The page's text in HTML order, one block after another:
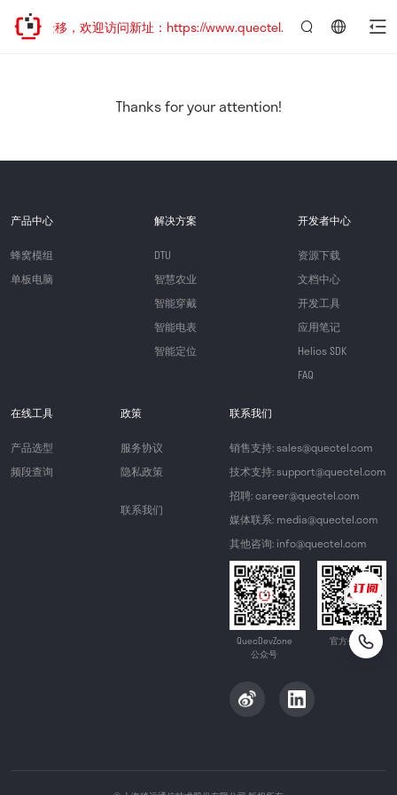
址已迁移，欢迎访问新址：https://www.quectel.com.cn
Thanks for your attention!
产品中心
蜂窝模组
单板电脑
解决方案
DTU
智慧农业
智能穿戴
智能电表
智能定位
开发者中心
资源下载
文档中心
开发工具
应用笔记
Helios SDK
FAQ
在线工具
产品选型
频段查询
政策
服务协议
隐私政策
联系我们
联系我们
销售支持: sales@quectel.com
技术支持: support@quectel.com
招聘: career@quectel.com
媒体联系: media@quectel.com
其他咨询: info@quectel.com
QuecDevZone
公众号
官方公众号